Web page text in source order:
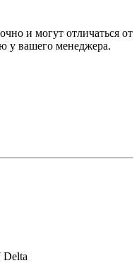
и могут отличаться от
у вашего менеджера.